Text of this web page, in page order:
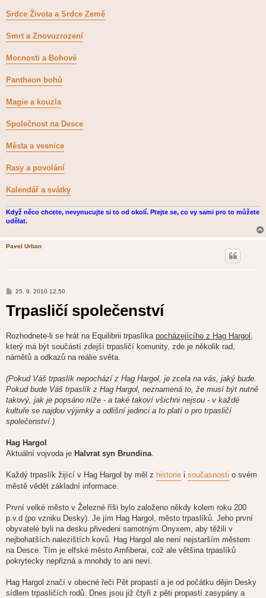
Srdce Života a Srdce Země
Smrt a Znovuzrození
Mocnosti a Bohové
Pantheon bohů
Magie a kouzla
Společnost na Desce
Města a vesnice
Rasy a povolání
Kalendář a svátky
Když něco chcete, nevynucujte si to od okolí. Ptejte se, co vy sami pro to můžete
udělat.
Pavel Urban
P
í
v
e
k
25. 9. 2010 12.50
Trpasličí společenství
Rozhodnete-li se hrát na Equilibrii trpaslíka pocházejícího z Hag Hargol
který má být součástí zdejší trpasličí komunity, zde je několik rad,
námětů a odkazů na reálie světa.
(Pokud Váš trpaslík nepochází z Hag Hargol, je zcela na vás, jaký bude.
Pokud bude Váš trpaslík z Hag Hargol, neznamená to, že musí být nutně
takový, jak je popsáno níže - a také takoví všichni nejsou - v každé
kultuře se najdou výjimky a odlišní jedinci a to platí o pro trpasličí
společenství.)
Hag Hargol
Aktuální vojvoda je Halvrat syn Brundina
Každý trpaslík žijící v Hag Hargol by měl z historie i současnosti o svém
městě vědět základní informace.
První velké město v Železné říši bylo založeno někdy kolem roku 200
p.v.d (po vzniku Desky). Je jím Hag Hargol, město trpaslíků. Jeho první
obyvatelé byli na desku přivedeni samotným Onyxem, aby těžili v
nejbohatších nalezištích kovů. Hag Hargol ale není nejstarším městem
na Desce. Tím je elfské město Amfiberai, což ale většina trpaslíků
pokrytecky nepřizná a mnohdy to ani neví.
Hag Hargol značí v obecné řeči Pět propastí a je od počátku dějin Desky
sídlem trpasličích rodů. Dnes jsou již čtyři z pěti propastí zasypány a